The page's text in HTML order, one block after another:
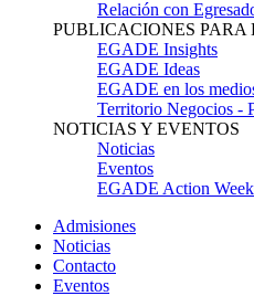
Relación con
PUBLICACIONES
EGADE Insights
EGADE Ideas
EGADE en los
Territorio Negocios -
NOTICIAS Y EVENTOS
Noticias
Eventos
EGADE Action Week
Admisiones
Noticias
Contacto
Eventos